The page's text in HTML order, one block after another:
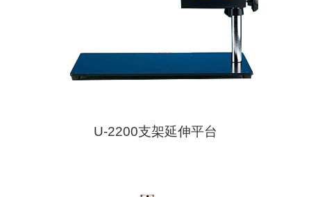
U-2200支架延伸平台